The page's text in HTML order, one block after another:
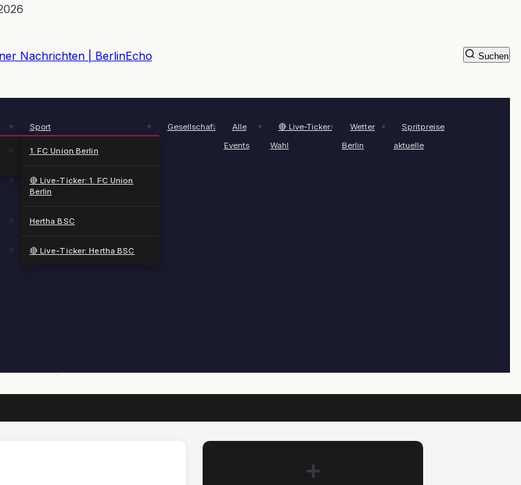
Sport
1. FC Union Berlin
🔴 Live-Ticker: 1. FC Union
Berlin
Hertha BSC
🔴 Live-Ticker: Hertha BSC
Gesellschaft
Alle
Events
🔴 Live-Ticker:
Wahl
Wetter
Berlin
Spritpreise
aktuelle
Suchen
➕